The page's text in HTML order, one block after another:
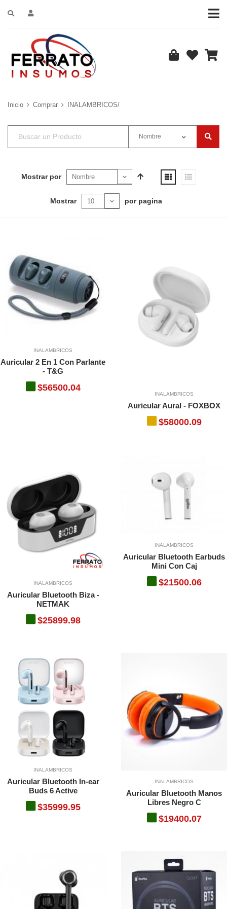
Inicio Comprar INALAMBRICOS/
Nombre
Mostrar por
Mostrar por pagina
INALAMBRICOS
Auricular 2 En 1 Con Parlante
- T&G
$56500.04
INALAMBRICOS
Auricular Aural - FOXBOX
$58000.09
INALAMBRICOS
Auricular Bluetooth Biza -
NETMAK
$25899.98
INALAMBRICOS
Auricular Bluetooth Earbuds
Mini Con Caj
$21500.06
INALAMBRICOS
Auricular Bluetooth In-ear
Buds 6 Active
$35999.95
INALAMBRICOS
Auricular Bluetooth Manos
Libres Negro C
$19400.07